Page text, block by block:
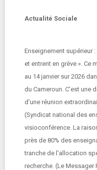
Actualité Sociale
Enseignement supérieur
et entrent en grève ». Ce
au 14 janvier sur 2026
du Cameroun. C'est une
d'une réunion
(Syndicat national des
visioconférence. La
près de 80% des
tranche de l'allocation
recherche. (Le Messager